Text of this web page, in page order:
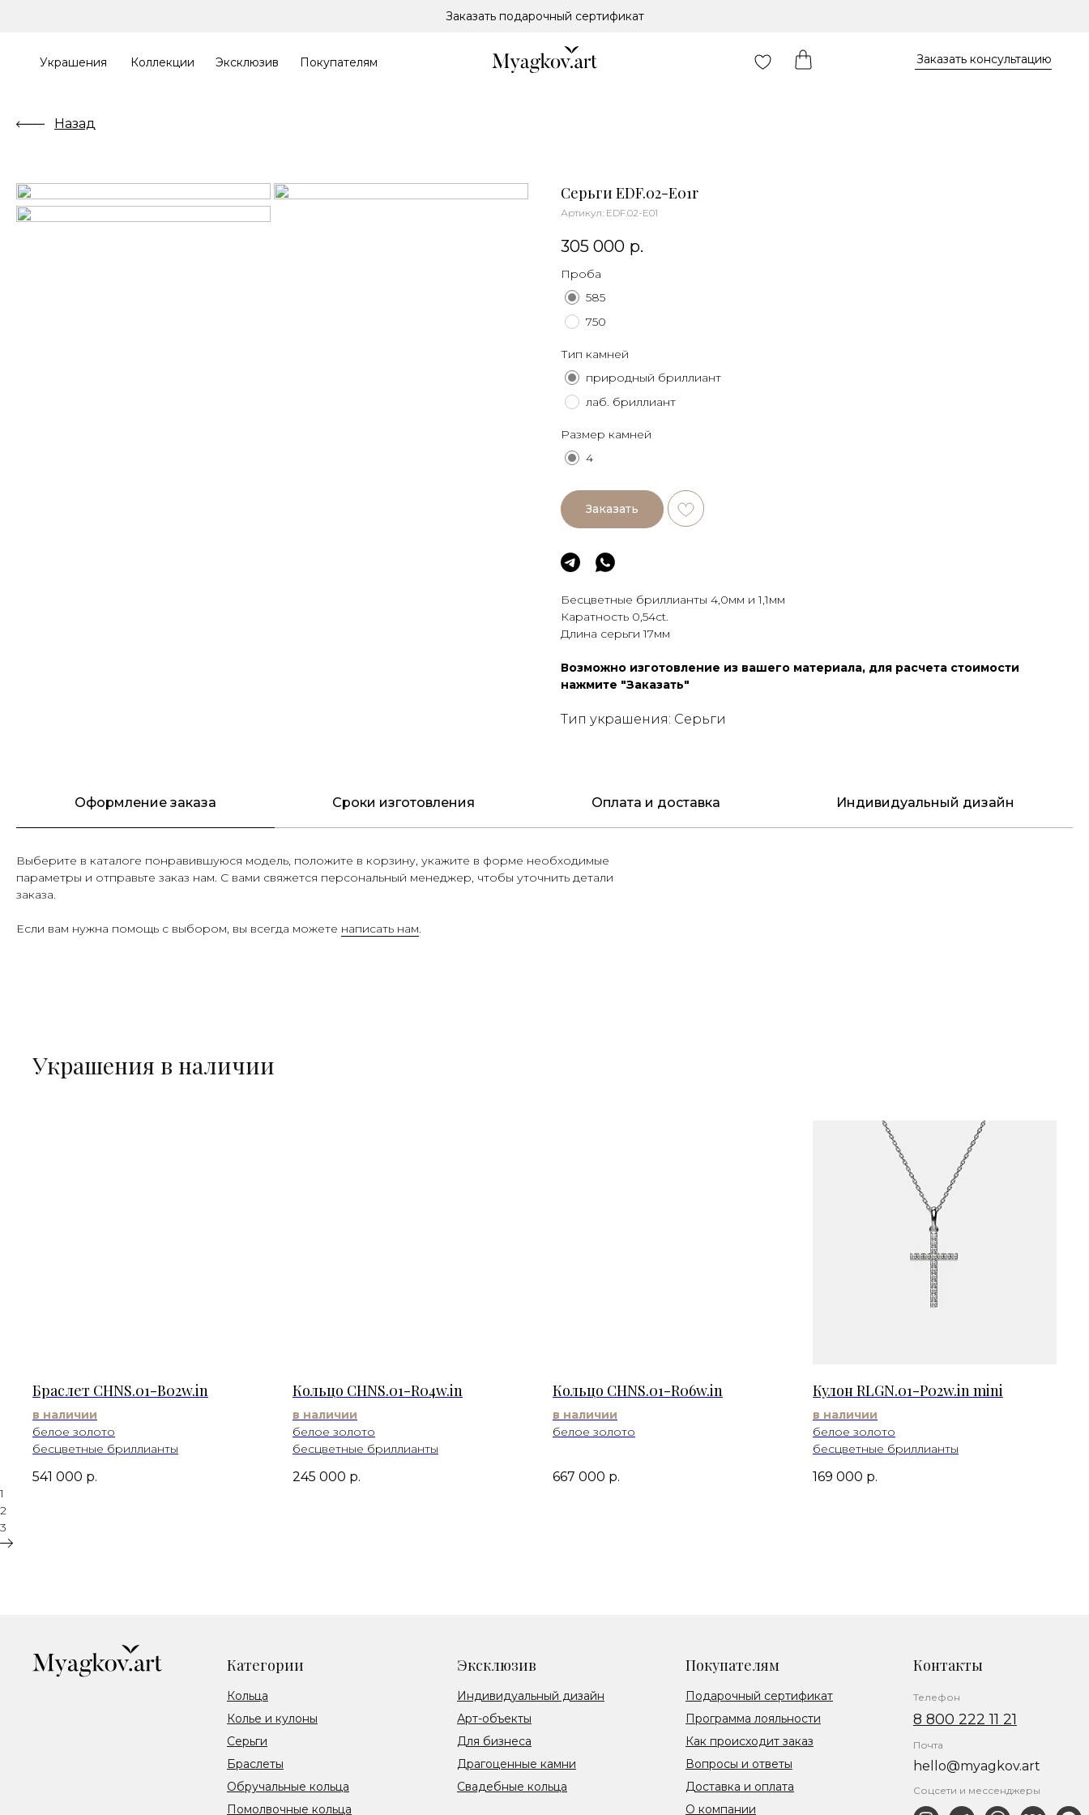
Заказать консультацию
Заказать подарочный сертификат
Покупателям
Коллекции Эксклюзив
Украшения
Назад
Серьги EDF.02-E01r
Артикул: EDF.02-E01
305 000 р.
Проба
585
750
Тип камней
природный бриллиант
лаб. бриллиант
Размер камней
4
Заказать
Бесцветные бриллианты 4,0мм и 1,1мм
Каратность 0,54сt.
Длина серьги 17мм
Возможно изготовление из вашего материала, для расчета стоимости
нажмите "Заказать"
Тип украшения: Серьги
Оформление заказа Сроки изготовления Оплата и доставка Индивидуальный дизайн
Выберите в каталоге понравившуюся модель, положите в корзину, укажите в форме необходимые
параметры и отправьте заказ нам. С вами свяжется персональный менеджер, чтобы уточнить детали
заказа.
Если вам нужна помощь с выбором, вы всегда можете написать нам.
Украшения в наличии
Браслет CHNS.01-B02w.in
в наличии
белое золото
бесцветные бриллианты
541 000 р.
Кольцо CHNS.01-R04w.in
в наличии
белое золото
бесцветные бриллианты
245 000 р.
Кольцо CHNS.01-R06w.in
в наличии
белое золото
667 000 р.
Кулон RLGN.01-P02w.in mini
в наличии
белое золото
бесцветные бриллианты
169 000 р.
1
2
3
Контакты
Покупателям
Эксклюзив
Категории
Телефон
О компании
Доставка и оплата
Вопросы и ответы
Как происходит заказ
Подарочный сертификат
Свадебные кольца
Драгоценные камни
Для бизнеса
Арт-объекты
Индивидуальный дизайн
Помолвочные кольца
Обручальные кольца
Браслеты
Серьги
Колье и кулоны
Кольца
Соцсети и мессенджеры
hello@myagkov.art
Почта
8 800 222 11 21
Программа лояльности